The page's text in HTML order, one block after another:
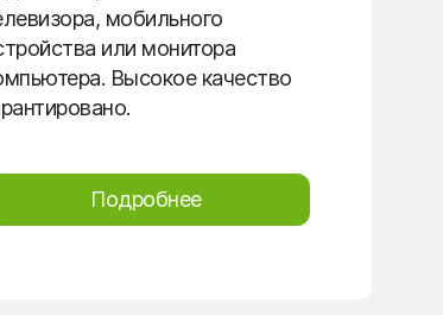
мобильного
или монитора
Высокое качество
Подробнее